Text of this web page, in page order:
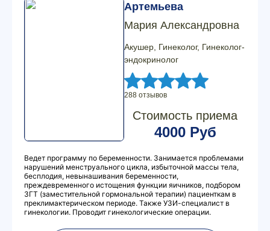
Артемьева
Мария Александровна
Акушер, Гинеколог, Гинеколог-
эндокринолог
288 отзывов
Стоимость приема
4000 Руб
Ведет программу по беременности. Занимается проблемами
нарушений менструального цикла, избыточной массы тела,
бесплодия, невынашивания беременности,
преждевременного истощения функции яичников, подбором
ЗГТ (заместительной гормональной терапии) пациенткам в
преклимактерическом периоде. Также УЗИ-специалист в
гинекологии. Проводит гинекологические операции.